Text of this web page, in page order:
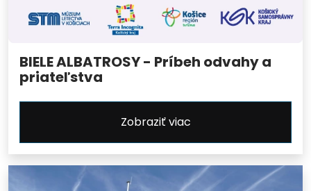
BIELE ALBATROSY - Príbeh odvahy a
priateľstva
Zobraziť viac